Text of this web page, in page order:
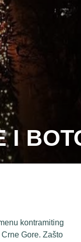
I
kontramiting
Gore. Zašto